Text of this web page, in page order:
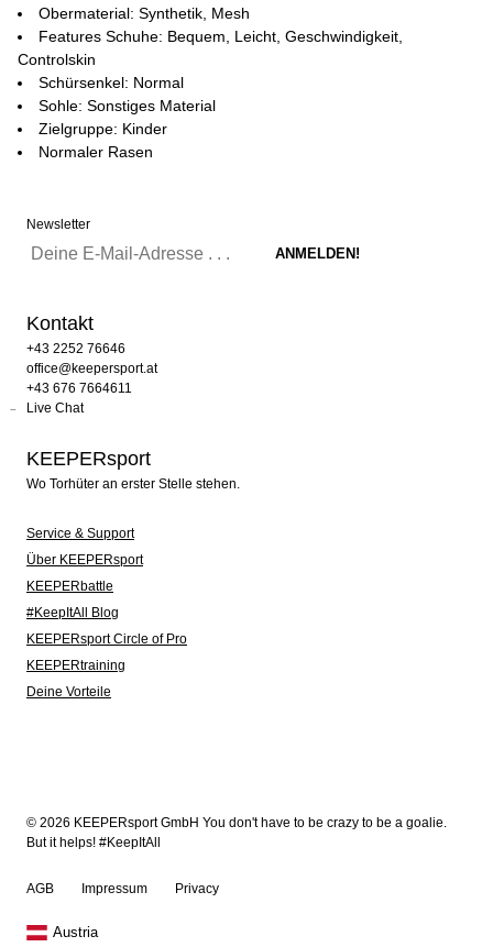
Obermaterial: Synthetik, Mesh
Features Schuhe: Bequem, Leicht, Geschwindigkeit,
Controlskin
Schürsenkel: Normal
Sohle: Sonstiges Material
Zielgruppe: Kinder
Normaler Rasen
Newsletter
Kontakt
+43 2252 76646
office@keepersport.at
+43 676 7664611
Live Chat
KEEPERsport
Wo Torhüter an erster Stelle stehen.
Service & Support
Über KEEPERsport
KEEPERbattle
#KeepItAll Blog
KEEPERsport Circle of Pro
KEEPERtraining
Deine Vorteile
© 2026 KEEPERsport GmbH You don't have to be crazy to be a goalie.
But it helps! #KeepItAll
AGB Impressum Privacy
Austria